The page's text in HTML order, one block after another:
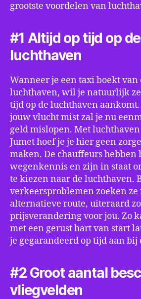
grootste voordelen van
#1 Altijd op tijd op de
luchthaven
Wanneer je een taxi boekt van
luchthaven, wil je natuurlijk
tijd op de luchthaven
jouw vlucht mist zal je nu
geld mislopen. Met
Jumet hoef je je hier geen
maken. De chauffeurs hebben
wegenkennis en zijn in staat
te kiezen naar de luchthaven.
verkeersproblemen zoeken ze
alternatieve route, uiteraard
prijsverandering voor jou. Zo
met een gerust hart van start
je gegarandeerd op tijd aan bij
#2 Groot aantal
vliegvelden